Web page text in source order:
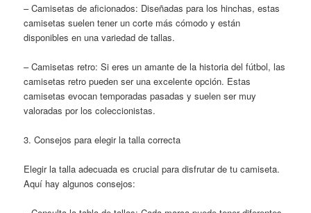
– Camisetas de aficionados: Diseñadas para los hinchas, estas
camisetas suelen tener un corte más cómodo y están
disponibles en una variedad de tallas.
– Camisetas retro: Si eres un amante de la historia del fútbol, las
camisetas retro pueden ser una excelente opción. Estas
camisetas evocan temporadas pasadas y suelen ser muy
valoradas por los coleccionistas.
3. Consejos para elegir la talla correcta
Elegir la talla adecuada es crucial para disfrutar de tu camiseta.
Aquí hay algunos consejos: